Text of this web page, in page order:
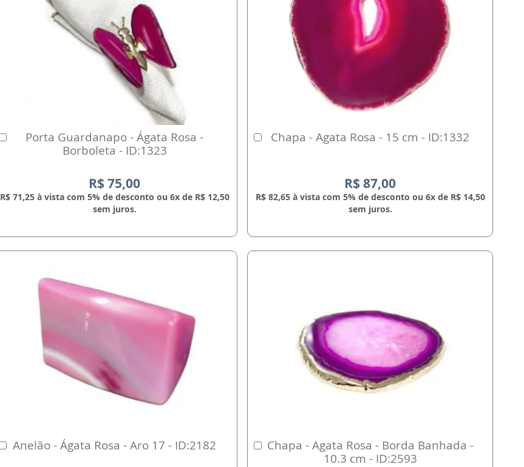
Porta Guardanapo - Ágata Rosa -
Borboleta - ID:1323
R$ 75,00
R$ 71,25 à vista com 5% de desconto ou 6x de R$ 12,50
sem juros.
Comprar Chapa - Agata Rosa - 15 cm - ID:1332
R$ 87,00
R$ 82,65 à vista com 5% de desconto ou 6x de R$ 14,50
sem juros.
Comprar
Anelão - Ágata Rosa - Aro 17 - ID:2182
Comprar
Chapa - Agata Rosa - Borda Banhada -
10.3 cm - ID:2593
Comprar